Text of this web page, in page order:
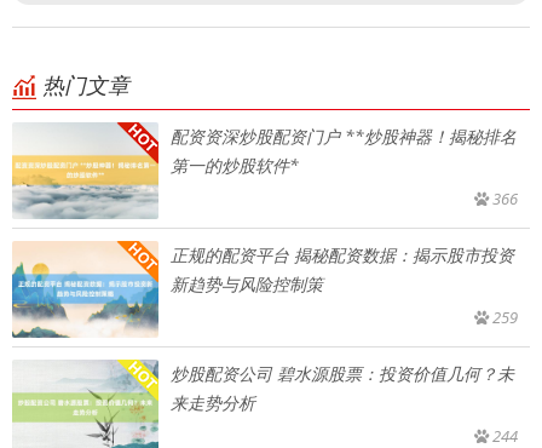
热门文章
配资资深炒股配资门户 **炒股神器！揭秘排名
第一的炒股软件*
366
正规的配资平台 揭秘配资数据：揭示股市投资
新趋势与风险控制策
259
炒股配资公司 碧水源股票：投资价值几何？未
来走势分析
244